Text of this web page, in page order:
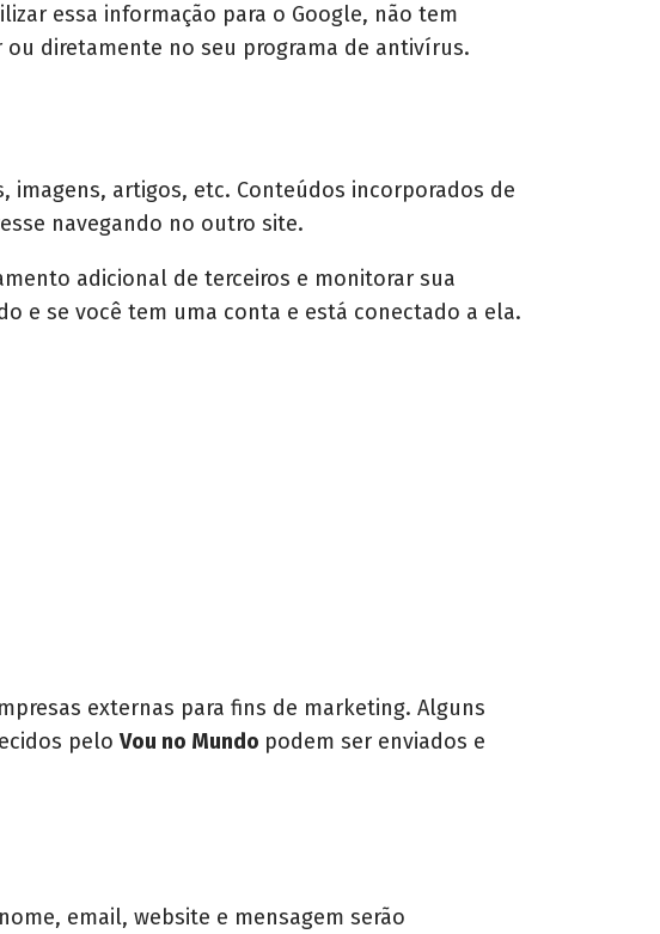
essa informação para o Google, não tem
diretamente no seu programa de antivírus.
artigos, etc. Conteúdos incorporados de
navegando no outro site.
adicional de terceiros e monitorar sua
e se você tem uma conta e está conectado a ela.
externas para fins de marketing. Alguns
pelo Vou no Mundo podem ser enviados e
email, website e mensagem serão